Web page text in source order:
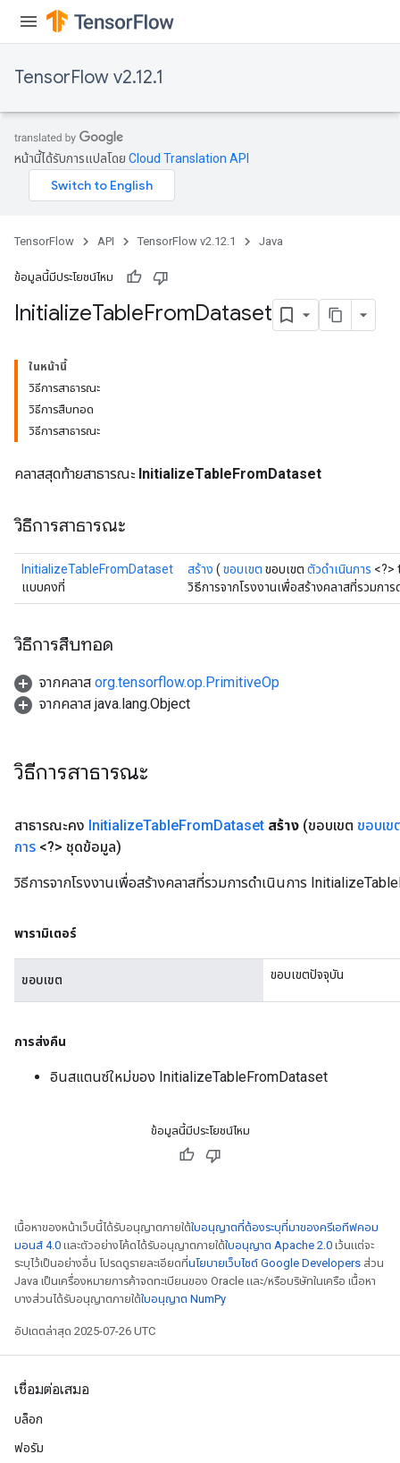
TensorFlow v2.12.1
หน้านี้ได้รับการแปลโดย Cloud Translation API
TensorFlow API TensorFlow v2.12.1 Java
ข้อมูลนี้มีประโยชน์ไหม
InitializeTableFromDataset
ในหน้านี้
วิธีการสาธารณะ
วิธีการสืบทอด
วิธีการสาธารณะ
คลาสสุดท้ายสาธารณะ InitializeTableFromDataset
วิธีการสาธารณะ
InitializeTableFromDataset
แบบคงที่
สร้าง ( ขอบเขต ขอบเขต ตัวดำเนินการ <?>
วิธีการจากโรงงานเพื่อสร้างคลาสที่รวมกา
วิธีการสืบทอด
จากคลาส org.tensorflow.op.PrimitiveOp
จากคลาส java.lang.Object
วิธีการสาธารณะ
สาธารณะคง InitializeTableFromDataset สร้าง (ขอบเขต ขอบเข
การ <?> ชุดข้อมูล)
วิธีการจากโรงงานเพื่อสร้างคลาสที่รวมการดำเนินการ
พารามิเตอร์
ขอบเขต ขอบเขตปัจจุบัน
การส่งคืน
อินสแตนซ์ใหม่ของ InitializeTableFromDataset
ข้อมูลนี้มีประโยชน์ไหม
เนื้อหาของหน้าเว็บนี้ได้รับอนุญาตภายใต้ใบอนุญาตที่ต้องระบุที่มาของครีเอทีฟคอม
มอนส์ 4.0 และตัวอย่างโค้ดได้รับอนุญาตภายใต้ใบอนุญาต Apache 2.0 เว้นแต่จะ
ระบุไว้เป็นอย่างอื่น โปรดดูรายละเอียดที่นโยบายเว็บไซต์ Google Developers ส่วน
Java เป็นเครื่องหมายการค้าจดทะเบียนของ Oracle และ/หรือบริษัทในเครือ เนื้อหา
บางส่วนได้รับอนุญาตภายใต้ใบอนุญาต NumPy
อัปเดตล่าสุด 2025-07-26 UTC
เชื่อมต่อเสมอ
บล็อก
ฟอรัม